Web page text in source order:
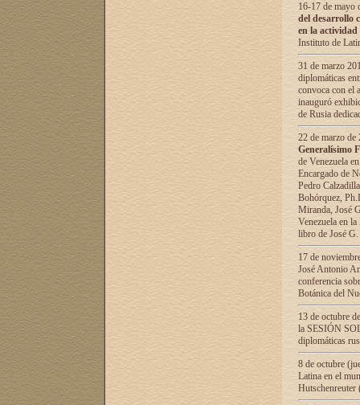
16-17 de mayo
del desarrollo
en la
Instituto de
31 de marzo
diplomáticas
convoca con el
inauguró
de Rusia
22 de marzo
Generalísimo
de Venezuela
Encargado de
Pedro
Bohórquez,
Miranda, José
Venezuela en
libro de José
17 de
José Antonio
conferencia
Botánica del
13 de octubre
la SESIÓN
diplomáticas
8 de octubre
Latina en el